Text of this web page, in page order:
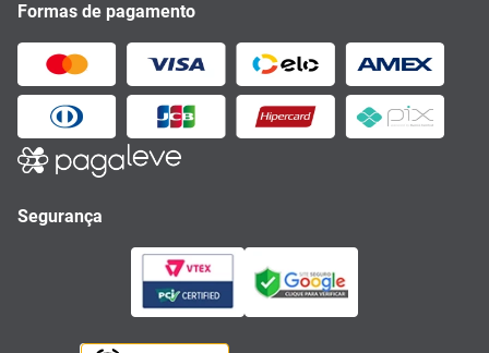
Formas de pagamento
Segurança